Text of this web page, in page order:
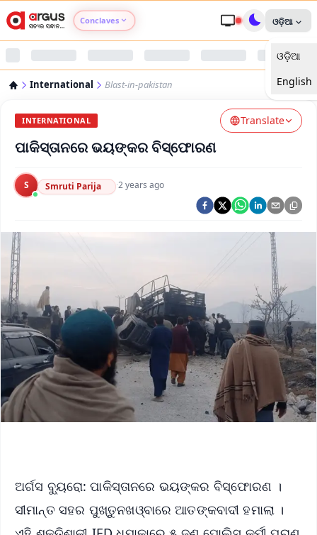
Conclaves
Argus Nari Shakti
Argus Swaad Odisha
ଓଡ଼ିଆ
ଓଡ଼ିଆ
English
International Blast-in-pakistan
INTERNATIONAL Translate
ପାକିସ୍ତାନରେ ଭୟଙ୍କର ବିସ୍ଫୋରଣ
S Smruti Parija ·2 years ago
ଅର୍ଗସ ବ୍ୟୁରୋ: ପାକିସ୍ତାନରେ ଭୟଙ୍କର ବିସ୍ଫୋରଣ ।
ସୀମାନ୍ତ ସହର ପୁଖ୍‌ତୁନଖଓ୍ବାରେ ଆତଙ୍କବାଦୀ ହମାଲା ।